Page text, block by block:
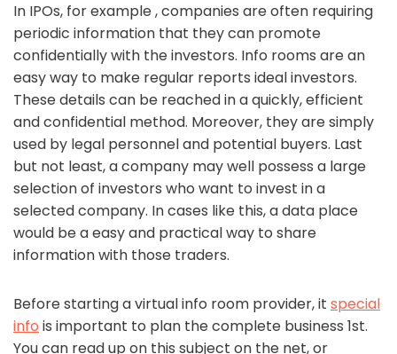
In IPOs, for example , companies are often requiring
periodic information that they can promote
confidentially with the investors. Info rooms are an
easy way to make regular reports ideal investors.
These details can be reached in a quickly, efficient
and confidential method. Moreover, they are simply
used by legal personnel and potential buyers. Last
but not least, a company may well possess a large
selection of investors who want to invest in a
selected company. In cases like this, a data place
would be a easy and practical way to share
information with those traders.
Before starting a virtual info room provider, it special
info is important to plan the complete business 1st.
You can read up on this subject on the net, or